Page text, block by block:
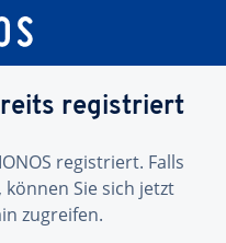
registriert
registriert. Falls
Sie sich jetzt
zugreifen.